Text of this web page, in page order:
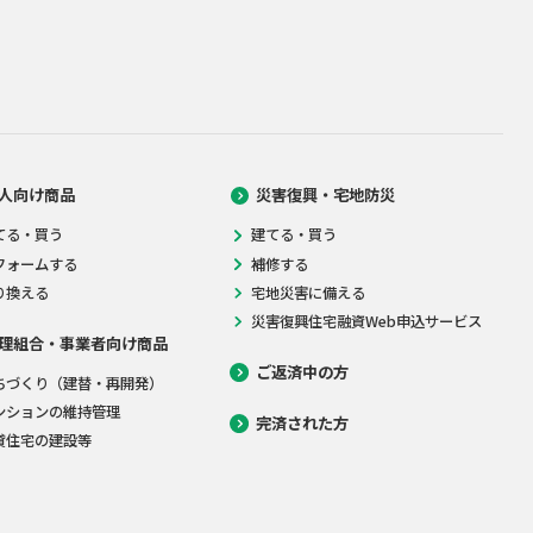
向け商品
る・買う
ォームする
換える
組合・事業者向け商品
づくり（建替・再開発）
ションの維持管理
住宅の建設等
災害復興・宅地防災
建てる・買う
補修する
宅地災害に備える
災害復興住宅融資Web申込サービス
ご返済中の方
完済された方